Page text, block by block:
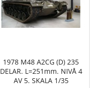
1978 M48 A2CG (D) 235
DELAR. L=251mm. NIVÅ 4
AV 5. SKALA 1/35